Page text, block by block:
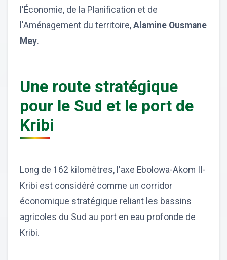
l'Économie, de la Planification et de
l'Aménagement du territoire, Alamine Ousmane
Mey.
Une route stratégique
pour le Sud et le port de
Kribi
Long de 162 kilomètres, l'axe Ebolowa-Akom II-
Kribi est considéré comme un corridor
économique stratégique reliant les bassins
agricoles du Sud au port en eau profonde de
Kribi.